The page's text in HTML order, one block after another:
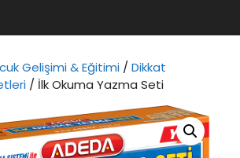
Gelişimi & Eğitimi / Dikkat
/ İlk Okuma Yazma Seti